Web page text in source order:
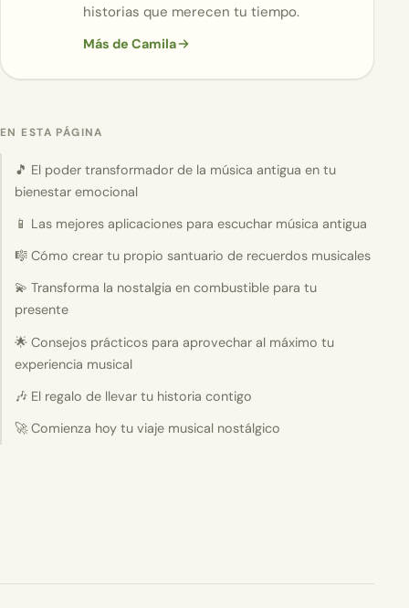
historias que merecen tu tiempo.
Más de Camila
EN ESTA PÁGINA
🎵 El poder transformador de la música antigua en tu
bienestar emocional
📱 Las mejores aplicaciones para escuchar música antigua
🎼 Cómo crear tu propio santuario de recuerdos musicales
💫 Transforma la nostalgia en combustible para tu
presente
🌟 Consejos prácticos para aprovechar al máximo tu
experiencia musical
🎶 El regalo de llevar tu historia contigo
🚀 Comienza hoy tu viaje musical nostálgico